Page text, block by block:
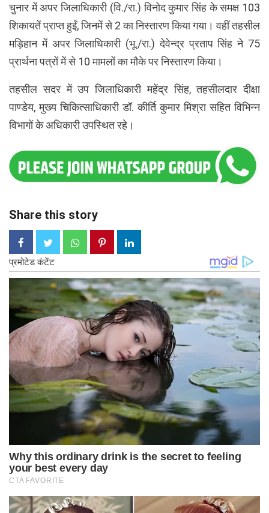
चुनार में अपर जिलाधिकारी (वि./रा.) विनोद कुमार सिंह के समक्ष 103
शिकायतें प्राप्त हुईं, जिनमें से 2 का निस्तारण किया गया। वहीं तहसील
मड़िहान में अपर जिलाधिकारी (भू./रा.) देवेन्द्र प्रताप सिंह ने 75
प्रार्थना पत्रों में से 10 मामलों का मौके पर निस्तारण किया।
तहसील सदर में उप जिलाधिकारी महेंद्र सिंह, तहसीलदार दीक्षा
पाण्डेय, मुख्य चिकित्साधिकारी डॉ. कीर्ति कुमार मिश्रा सहित विभिन्न
विभागों के अधिकारी उपस्थित रहे।
Share this story